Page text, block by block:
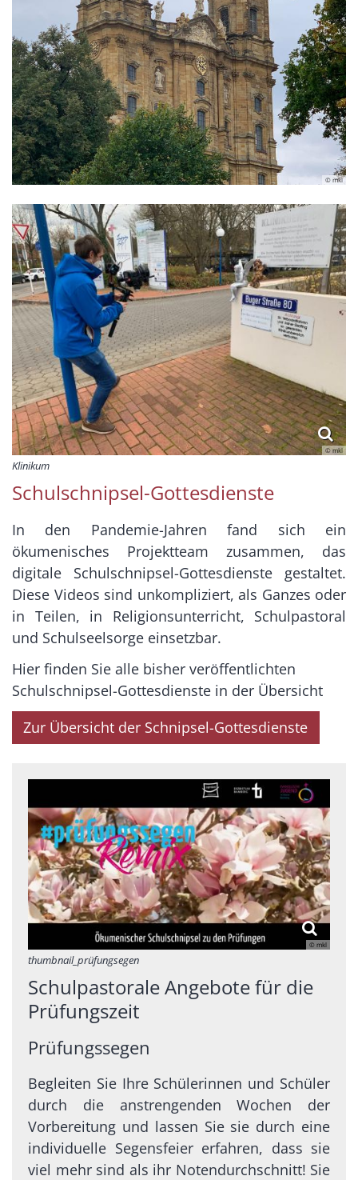
© mkl
© mkl
Klinikum
Schulschnipsel-Gottesdienste
In den Pandemie-Jahren fand sich ein
ökumenisches Projektteam zusammen, das
digitale Schulschnipsel-Gottesdienste gestaltet.
Diese Videos sind unkompliziert, als Ganzes oder
in Teilen, in Religionsunterricht, Schulpastoral
und Schulseelsorge einsetzbar.
Hier finden Sie alle bisher veröffentlichten
Schulschnipsel-Gottesdienste in der Übersicht
Zur Übersicht der Schnipsel-Gottesdienste
© mkl
thumbnail_prüfungsegen
Schulpastorale Angebote für die
Prüfungszeit
Prüfungssegen
Begleiten Sie Ihre Schülerinnen und Schüler
durch die anstrengenden Wochen der
Vorbereitung und lassen Sie sie durch eine
individuelle Segensfeier erfahren, dass sie
viel mehr sind als ihr Notendurchschnitt! Sie